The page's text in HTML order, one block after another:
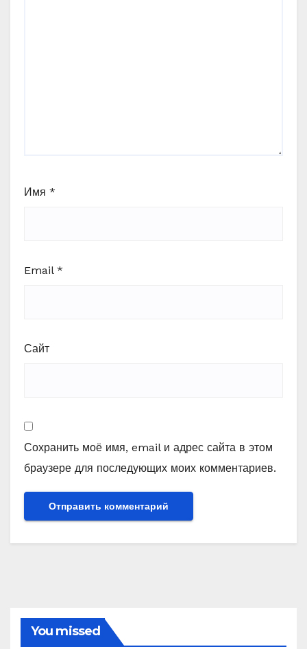
Имя *
Email *
Сайт
Сохранить моё имя, email и адрес сайта в этом
браузере для последующих моих комментариев.
You missed